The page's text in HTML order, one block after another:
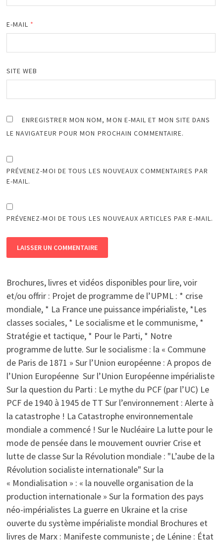
E-MAIL *
SITE WEB
ENREGISTRER MON NOM, MON E-MAIL ET MON SITE DANS
LE NAVIGATEUR POUR MON PROCHAIN COMMENTAIRE.
PRÉVENEZ-MOI DE TOUS LES NOUVEAUX COMMENTAIRES PAR
E-MAIL.
PRÉVENEZ-MOI DE TOUS LES NOUVEAUX ARTICLES PAR E-MAIL.
Brochures, livres et vidéos disponibles pour lire, voir
et/ou offrir : Projet de programme de l’UPML : * crise
mondiale, * La France une puissance impérialiste, *Les
classes sociales, * Le socialisme et le communisme, *
Stratégie et tactique, * Pour le Parti, * Notre
programme de lutte. Sur le socialisme : la « Commune
de Paris de 1871 » Sur l’Union européenne : A propos de
l’Union Européenne Sur l’Union Européenne impérialiste
Sur la question du Parti : Le mythe du PCF (par l’UC) Le
PCF de 1940 à 1945 de TT Sur l’environnement : Alerte à
la catastrophe ! La Catastrophe environnementale
mondiale a commencé ! Sur le Nucléaire La lutte pour le
mode de pensée dans le mouvement ouvrier Crise et
lutte de classe Sur la Révolution mondiale : "L’aube de la
Révolution socialiste internationale" Sur la
« Mondialisation » : « la nouvelle organisation de la
production internationale » Sur la formation des pays
néo-impérialistes La guerre en Ukraine et la crise
ouverte du système impérialiste mondial Brochures et
livres de Marx : Manifeste communiste ; de Lénine : État